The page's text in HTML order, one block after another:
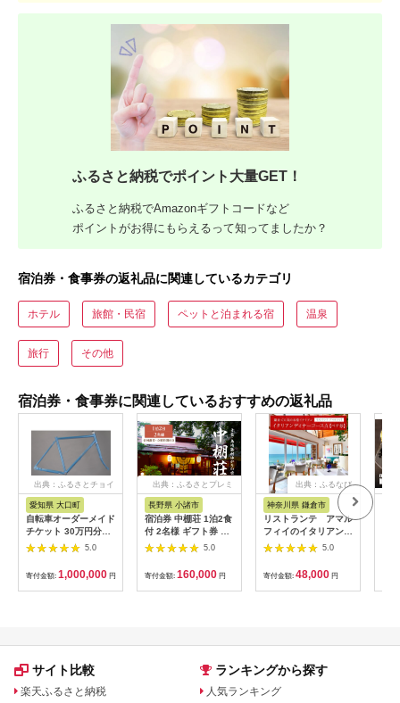
ふるさと納税でポイント大量GET！
ふるさと納税でAmazonギフトコードなど
ポイントがお得にもらえるって知ってましたか？
宿泊券・食事券の返礼品に関連しているカテゴリ
ホテル 旅館・民宿 ペットと泊まれる宿 温泉
旅行 その他
宿泊券・食事券に関連しているおすすめの返礼品
出典：ふるさとチョイ
愛知県 大口町
自転車オーダーメイド
チケット 30万円分
【1360365】
5.0
寄付金額: 1,000,000 円
出典：ふるさとプレミ
長野県 小諸市
宿泊券 中棚荘 1泊2食
付 2名様 ギフト券 チ
ケット 券 宿泊 旅行
5.0
寄付金額: 160,000 円
出典：ふるなび
神奈川県 鎌倉市
リストランテ アマル
フィイのイタリアンデ
ィナーコースA ペア
5.0
寄付金額: 48,000 円
サイト比較
楽天ふるさと納税
ランキングから探す
人気ランキング